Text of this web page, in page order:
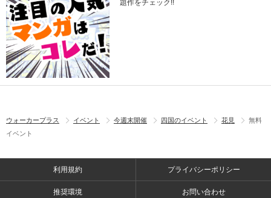
題作をチェック!!
ウォーカープラス イベント 今週末開催 四国のイベント 花見
無料
イベント
利用規約 プライバシーポリシー
推奨環境 お問い合わせ